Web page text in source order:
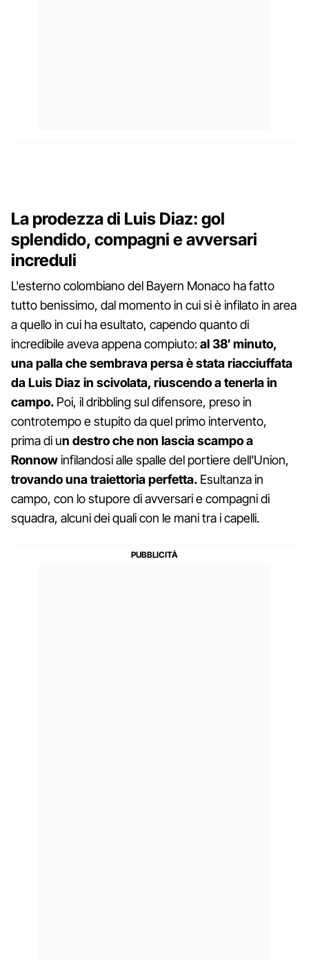
La prodezza di Luis Diaz: gol
splendido, compagni e avversari
increduli
L'esterno colombiano del Bayern Monaco ha fatto
tutto benissimo, dal momento in cui si è infilato in area
a quello in cui ha esultato, capendo quanto di
incredibile aveva appena compiuto:al 38′ minuto,
una palla che sembrava persa è stata riacciuffata
da Luis Diaz in scivolata, riuscendo a tenerla in
campo. Poi, il dribbling sul difensore, preso in
controtempo e stupito da quel primo intervento,
prima di un destro che non lascia scampo a
Ronnowinfilandosi alle spalle del portiere dell'Union,
trovando una traiettoria perfetta. Esultanza in
campo, con lo stupore di avversari e compagni di
squadra, alcuni dei quali con le mani tra i capelli.